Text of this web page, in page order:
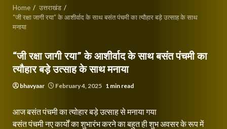
Home
उत्तराखंड
“जी रक्षा जागी रया” के आशीर्वाद के साथ बसंत पंचमी का त्यौहार बड़े उत्साह के साथ
मनाया
“जी रक्षा जागी रया” के आशीर्वाद के साथ बसंत पंचमी का
त्यौहार बड़े उत्साह के साथ मनाया
bhavyaar February 4, 2025 1 min read
आज बसंत पंचमी का त्योहार बड़े उत्साह से मनाया गया
बसंत पंचमी नए कार्यों का शुभारंभ करने का बहुत ही शुभ अवसर के रूप में